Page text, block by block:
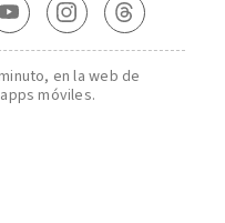
en la web de
móviles.